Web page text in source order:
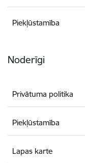
Piekļūstamība
Noderīgi
Privātuma politika
Piekļūstamība
Lapas karte